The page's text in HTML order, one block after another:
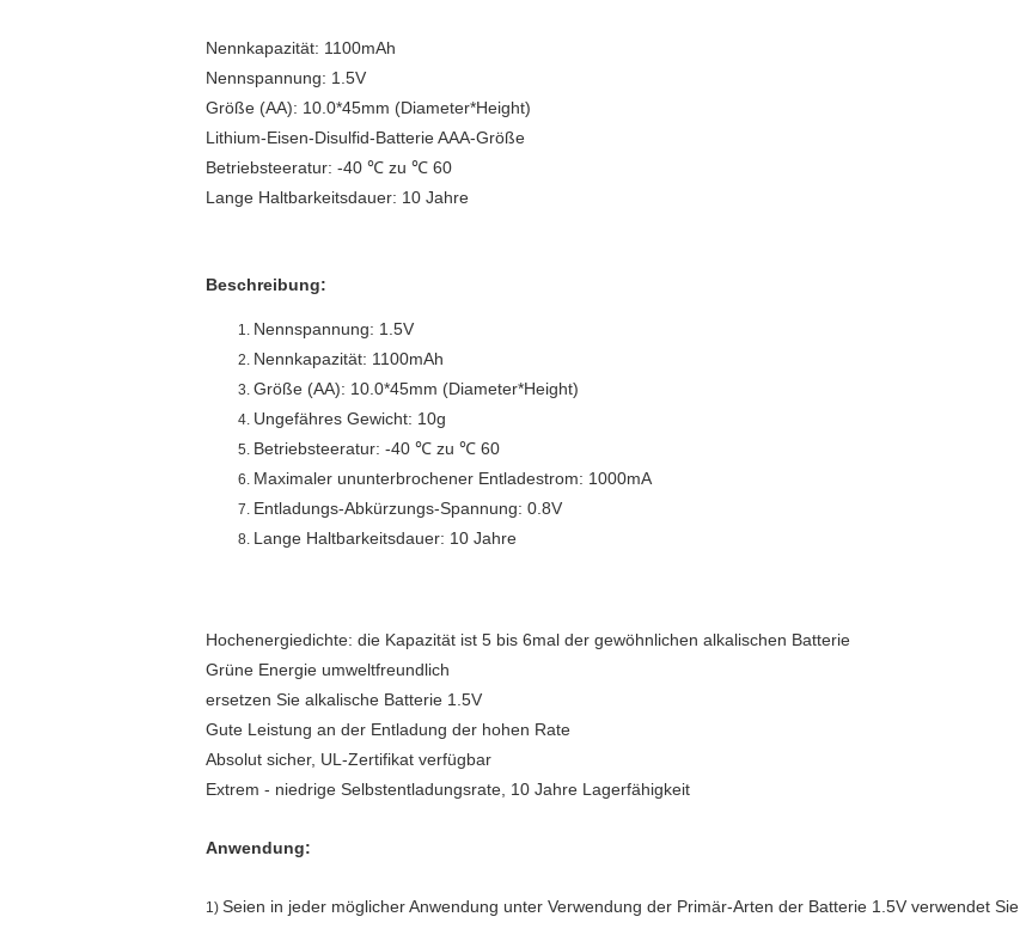
Nennkapazität: 1100mAh
Nennspannung: 1.5V
Größe (AA): 10.0*45mm (Diameter*Height)
Lithium-Eisen-Disulfid-Batterie AAA-Größe
Betriebsteeratur: -40 ℃ zu ℃ 60
Lange Haltbarkeitsdauer: 10 Jahre
Beschreibung:
Nennspannung: 1.5V
Nennkapazität: 1100mAh
Größe (AA): 10.0*45mm (Diameter*Height)
Ungefähres Gewicht: 10g
Betriebsteeratur: -40 ℃ zu ℃ 60
Maximaler ununterbrochener Entladestrom: 1000mA
Entladungs-Abkürzungs-Spannung: 0.8V
Lange Haltbarkeitsdauer: 10 Jahre
Hochenergiedichte: die Kapazität ist 5 bis 6mal der gewöhnlichen alkalischen Batterie
Grüne Energie umweltfreundlich
ersetzen Sie alkalische Batterie 1.5V
Gute Leistung an der Entladung der hohen Rate
Absolut sicher, UL-Zertifikat verfügbar
Extrem - niedrige Selbstentladungsrate, 10 Jahre Lagerfähigkeit
Anwendung:
1) Seien in jeder möglicher Anwendung unter Verwendung der Primär-Arten der Batterie 1.5V verwendet Sie